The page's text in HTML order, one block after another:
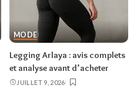
MODE
Legging Arlaya : avis complets
et analyse avant d’acheter
JUILLET 9, 2026